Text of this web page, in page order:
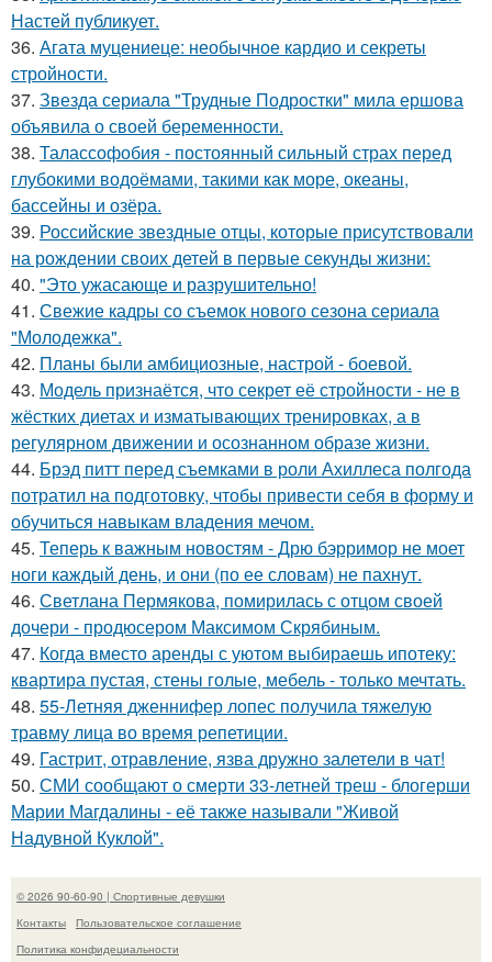
Настей публикует.
36. Агата муцениеце: необычное кардио и секреты
стройности.
37. Звезда сериала "Трудные Подростки" мила ершова
объявила о своей беременности.
38. Талассофобия - постоянный сильный страх перед
глубокими водоёмами, такими как море, океаны,
бассейны и озёра.
39. Российские звездные отцы, которые присутствовали
на рождении своих детей в первые секунды жизни:
40. "Это ужасающе и разрушительно!
41. Свежие кадры со съемок нового сезона сериала
"Молодежка".
42. Планы были амбициозные, настрой - боевой.
43. Модель признаётся, что секрет её стройности - не в
жёстких диетах и изматывающих тренировках, а в
регулярном движении и осознанном образе жизни.
44. Брэд питт перед съемками в роли Ахиллеса полгода
потратил на подготовку, чтобы привести себя в форму и
обучиться навыкам владения мечом.
45. Теперь к важным новостям - Дрю бэрримор не моет
ноги каждый день, и они (по ее словам) не пахнут.
46. Светлана Пермякова, помирилась с отцом своей
дочери - продюсером Максимом Скрябиным.
47. Когда вместо аренды с уютом выбираешь ипотеку:
квартира пустая, стены голые, мебель - только мечтать.
48. 55-Летняя дженнифер лопес получила тяжелую
травму лица во время репетиции.
49. Гастрит, отравление, язва дружно залетели в чат!
50. СМИ сообщают о смерти 33-летней треш - блогерши
Марии Магдалины - её также называли "Живой
Надувной Куклой".
© 2026 90-60-90 | Спортивные девушки
Контакты
Пользовательское соглашение
Политика конфидециальности